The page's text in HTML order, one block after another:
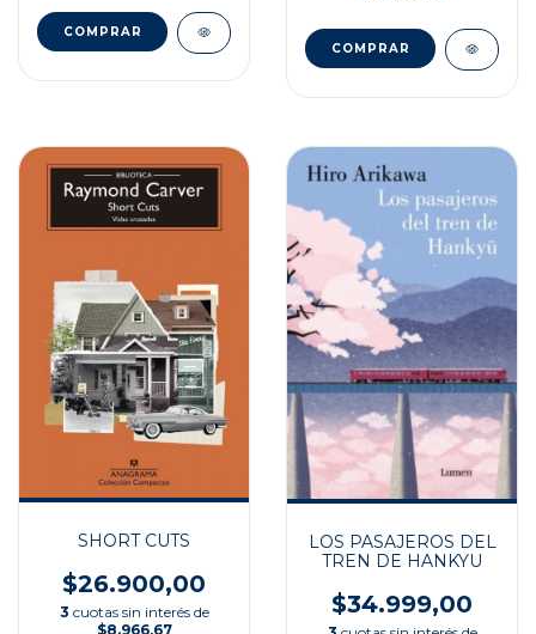
SHORT CUTS
$26.900,00
3 cuotas sin interés de
$8.966,67
LOS PASAJEROS DEL
TREN DE HANKYU
$34.999,00